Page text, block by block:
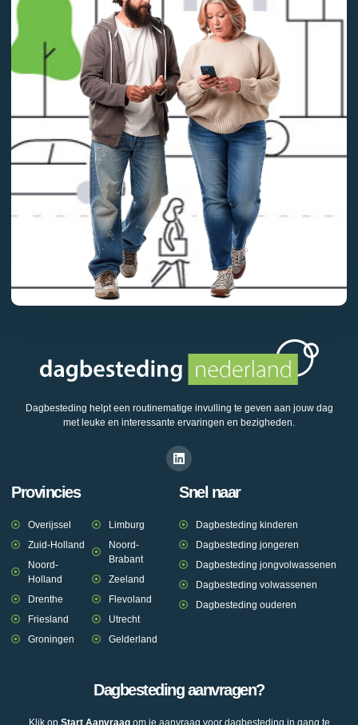
Dagbesteding helpt een routinematige invulling te geven aan jouw dag
met leuke en interessante ervaringen en bezigheden.
Provincies
Overijssel
Zuid-Holland
Noord-
Holland
Drenthe
Friesland
Groningen
Limburg
Noord-
Brabant
Zeeland
Flevoland
Utrecht
Gelderland
Snel naar
Dagbesteding kinderen
Dagbesteding jongeren
Dagbesteding jongvolwassenen
Dagbesteding volwassenen
Dagbesteding ouderen
Dagbesteding aanvragen?
Klik op Start Aanvraagom je aanvraag voor dagbesteding in gang te